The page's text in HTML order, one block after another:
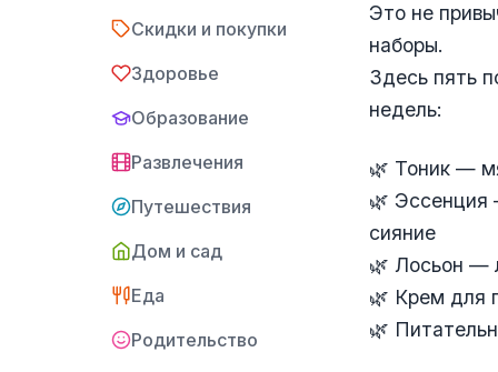
Скидки и покупки
Здоровье
Образование
Развлечения
Путешествия
Дом и сад
Еда
Родительство
Это не
наборы.
Здесь пять
недель:
🌿 Тоник —
🌿 Эссенция
сияние
🌿 Лосьон —
🌿 Крем для
🌿